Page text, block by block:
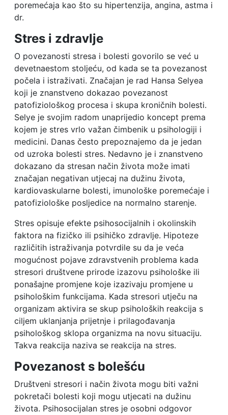
poremećaja kao što su hipertenzija, angina, astma i
dr.
Stres i zdravlje
O povezanosti stresa i bolesti govorilo se već u
devetnaestom stoljeću, od kada se ta povezanost
počela i istraživati. Značajan je rad Hansa Selyea
koji je znanstveno dokazao povezanost
patofiziološkog procesa i skupa kroničnih bolesti.
Selye je svojim radom unaprijedio koncept prema
kojem je stres vrlo važan čimbenik u psihologiji i
medicini. Danas često prepoznajemo da je jedan
od uzroka bolesti stres. Nedavno je i znanstveno
dokazano da stresan način života može imati
značajan negativan utjecaj na dužinu života,
kardiovaskularne bolesti, imunološke poremećaje i
patofiziološke posljedice na normalno starenje.
Stres opisuje efekte psihosocijalnih i okolinskih
faktora na fizičko ili psihičko zdravlje. Hipoteze
različitih istraživanja potvrdile su da je veća
mogućnost pojave zdravstvenih problema kada
stresori društvene prirode izazovu psihološke ili
ponašajne promjene koje izazivaju promjene u
psihološkim funkcijama. Kada stresori utječu na
organizam aktivira se skup psiholoških reakcija s
ciljem uklanjanja prijetnje i prilagođavanja
psihološkog sklopa organizma na novu situaciju.
Takva reakcija naziva se reakcija na stres.
Povezanost s bolešću
Društveni stresori i način života mogu biti važni
pokretači bolesti koji mogu utjecati na dužinu
života. Psihosocijalan stres je osobni odgovor